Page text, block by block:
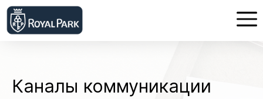
Каналы коммуникации